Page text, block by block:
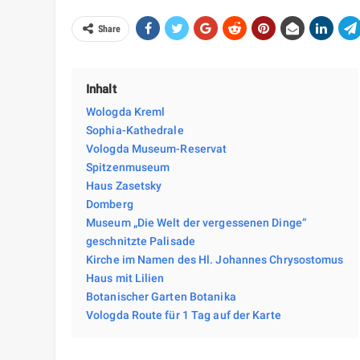
Share
Inhalt
Wologda Kreml
Sophia-Kathedrale
Vologda Museum-Reservat
Spitzenmuseum
Haus Zasetsky
Domberg
Museum „Die Welt der vergessenen Dinge“
geschnitzte Palisade
Kirche im Namen des Hl. Johannes Chrysostomus
Haus mit Lilien
Botanischer Garten Botanika
Vologda Route für 1 Tag auf der Karte